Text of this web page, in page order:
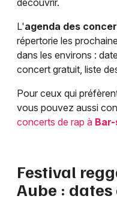
découvrir.
L'agenda des
répertorie les
dans les environs :
concert gratuit, liste
Pour ceux qui
vous pouvez aussi
concerts de rap à
Festival
Aube :